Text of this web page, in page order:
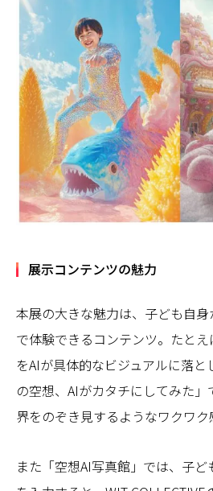
展示コンテンツの魅力
本展の大きな魅力は、子ども自
で体験できるコンテンツ。たと
をAIが具体的なビジュアルに落と
の空想、AIがカタチにしてみた
界をのぞき見するようなワクワク
また「空想AI写真館」では、子